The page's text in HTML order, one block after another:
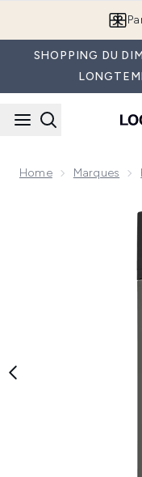
SHOPPING DU
Home Marques